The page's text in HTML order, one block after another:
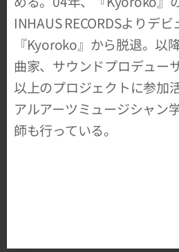
INHAUS RECORDSよりデビ
『Kyoroko』から脱退。​以
曲家、サウンドプロデュー
以上のプロジェクトに参加
アルアーツミュージシャン
師も行っている。